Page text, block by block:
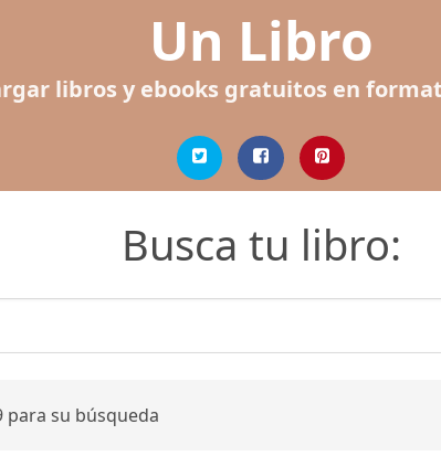
Un Libro
libros y ebooks gratuitos en
Busca tu libro:
su búsqueda